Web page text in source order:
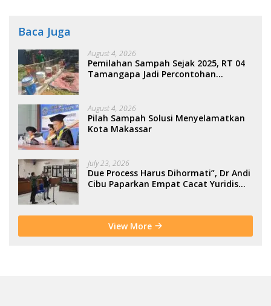
Baca Juga
August 4, 2026
Pemilahan Sampah Sejak 2025, RT 04
Tamangapa Jadi Percontohan
August 4, 2026
Pilah Sampah Solusi Menyelamatkan
Kota Makassar
July 23, 2026
Due Process Harus Dihormati”, Dr Andi
Cibu Paparkan Empat Cacat Yuridis
View More